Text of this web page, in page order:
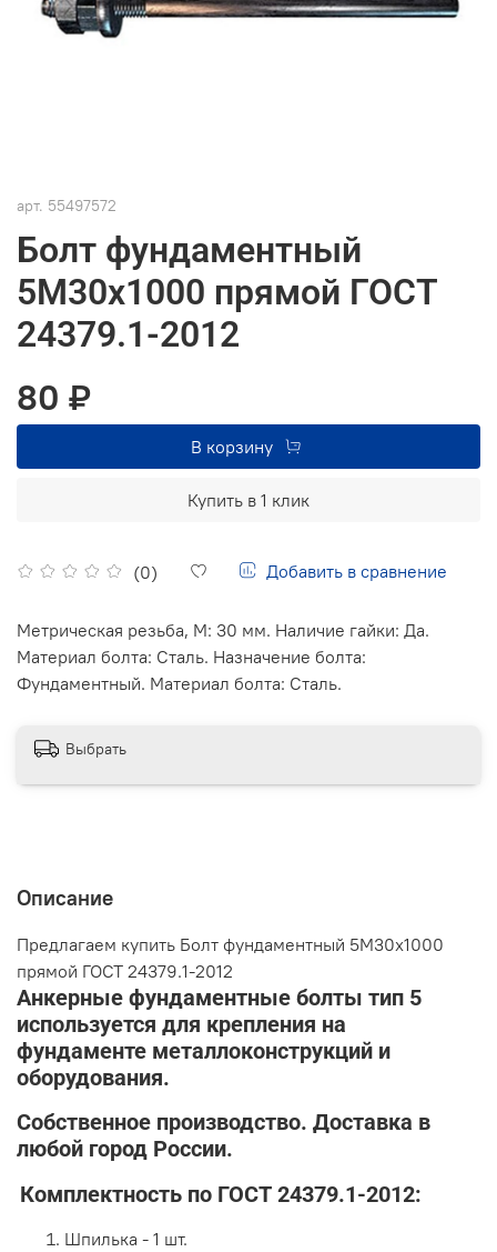
арт. 55497572
Болт фундаментный
5М30х1000 прямой ГОСТ
24379.1-2012
(0) Добавить в сравнение
80 ₽
В корзину
Купить в 1 клик
Метрическая резьба, М: 30 мм. Наличие гайки: Да.
Материал болта: Сталь. Назначение болта:
Фундаментный. Материал болта: Сталь.
Выбрать
Описание
Предлагаем купить Болт фундаментный 5М30х1000
прямой ГОСТ 24379.1-2012
Анкерные фундаментные болты тип 5
используется для крепления на
фундаменте металлоконструкций и
оборудования.
Собственное производство. Доставка в
любой город России.
Комплектность по ГОСТ 24379.1-2012:
Шпилька - 1 шт.